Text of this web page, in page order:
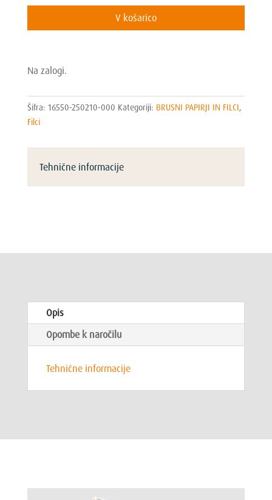
količina
V košarico
Na zalogi.
Šifra: 16550-250210-000 Kategoriji: BRUSNI PAPIRJI IN FILCI,
Filci
Tehnične informacije
Opis
Opombe k naročilu
Tehnične informacije